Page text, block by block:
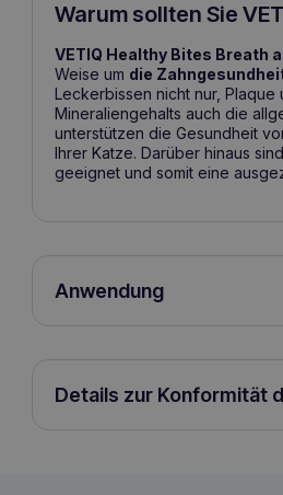
Warum sollten Sie
VETIQ Healthy Bites Breath
Weise um die
Leckerbissen nicht nur,
Mineraliengehalts auch die
unterstützen die Gesundheit
Ihrer Katze. Darüber hinaus
geeignet und somit eine
Anwendung
Details zur Konformität